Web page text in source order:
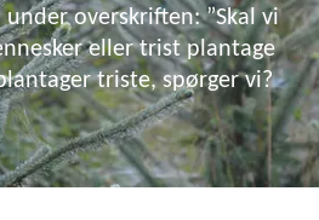
overskriften: ”Skal vi
eller trist plantage
triste, spørger vi?